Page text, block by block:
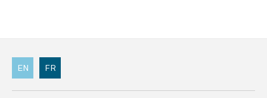
EN FR